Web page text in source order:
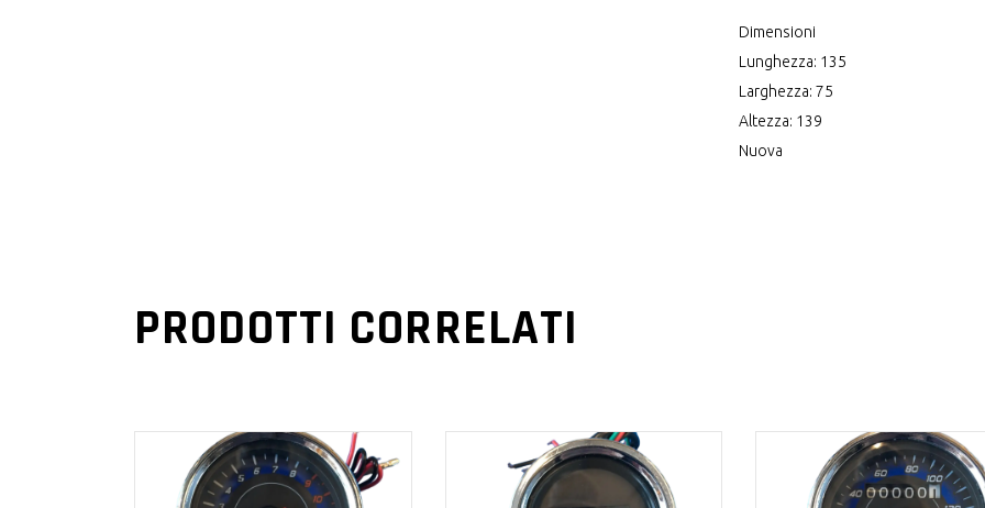
Dimensioni
Lunghezza: 135
Larghezza: 75
Altezza: 139
Nuova
PRODOTTI CORRELATI